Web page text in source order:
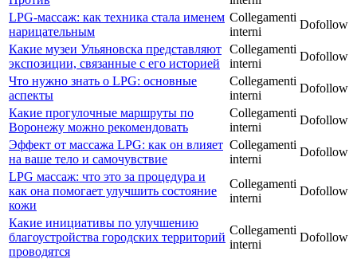
LPG-массаж: как техника стала именем
нарицательным
Collegamenti
interni
Dofollow
Какие музеи Ульяновска представляют
экспозиции, связанные с его историей
Collegamenti
interni
Dofollow
Что нужно знать о LPG: основные
аспекты
Collegamenti
interni
Dofollow
Какие прогулочные маршруты по
Воронежу можно рекомендовать
Collegamenti
interni
Dofollow
Эффект от массажа LPG: как он влияет
на ваше тело и самочувствие
Collegamenti
interni
Dofollow
LPG массаж: что это за процедура и
как она помогает улучшить состояние
кожи
Collegamenti
interni
Dofollow
Какие инициативы по улучшению
благоустройства городских территорий
проводятся
Collegamenti
interni
Dofollow